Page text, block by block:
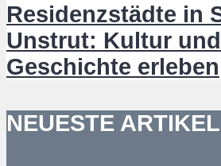
Residenzstädte in
Unstrut: Kultur und
Geschichte erleben
NEUESTE ARTIKEL